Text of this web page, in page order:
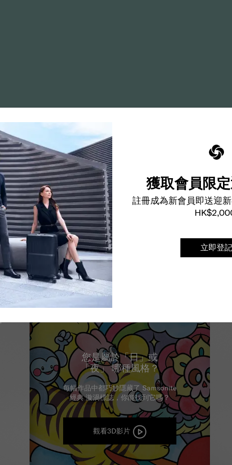
獲取會員限
註冊成為新會員即送迎
立即登記
您是屬於「日」或
「夜」哪種風格？
每幅作品中都巧妙隱藏了 Samsonite
經典 漩渦標誌，你能找到它嗎？
觀看3D影片